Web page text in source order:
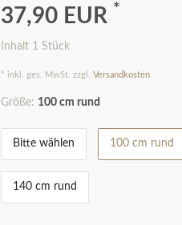
37,90 EUR *
Inhalt 1 Stück
* inkl. ges. MwSt. zzgl. Versandkosten
Größe: 100 cm rund
Bitte wählen 100 cm rund
140 cm rund